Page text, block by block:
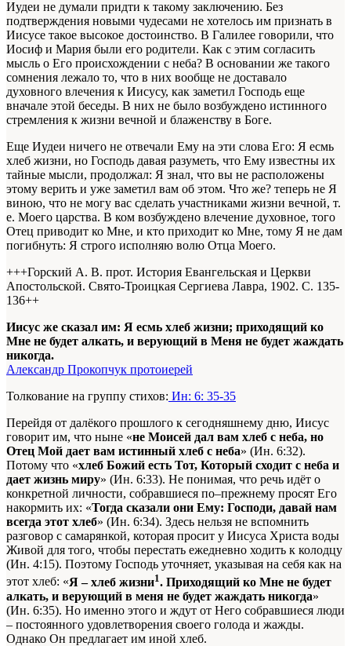
Иудеи не думали придти к такому заключению. Без
подтверждения новыми чудесами не хотелось им признать в
Иисусе такое высокое достоинство. В Галилее говорили, что
Иосиф и Мария были его родители. Как с этим согласить
мысль о Его происхождении с неба? В основании же такого
сомнения лежало то, что в них вообще не доставало
духовного влечения к Иисусу, как заметил Господь еще
вначале этой беседы. В них не было возбуждено истинного
стремления к жизни вечной и блаженству в Боге.
Еще Иудеи ничего не отвечали Ему на эти слова Его: Я есмь
хлеб жизни, но Господь давая разуметь, что Ему известны их
тайные мысли, продолжал: Я знал, что вы не расположены
этому верить и уже заметил вам об этом. Что же? теперь не Я
виною, что не могу вас сделать участниками жизни вечной, т.
е. Моего царства. В ком возбуждено влечение духовное, того
Отец приводит ко Мне, и кто приходит ко Мне, тому Я не дам
погибнуть: Я строго исполняю волю Отца Моего.
+++Горский А. В. прот. История Евангельская и Церкви
Апостольской. Свято-Троицкая Сергиева Лавра, 1902. С. 135-
136++
Иисус же сказал им: Я есмь хлеб жизни; приходящий ко
Мне не будет алкать, и верующий в Меня не будет жаждать
никогда.
Александр Прокопчук протоиерей
Толкование на группу стихов: Ин: 6: 35-35
Перейдя от далёкого прошлого к сегодняшнему дню, Иисус
говорит им, что ныне «не Моисей дал вам хлеб с неба, но
Отец Мой дает вам истинный хлеб с неба» (Ин. 6:32).
Потому что «хлеб Божий есть Тот, Который сходит с неба и
дает жизнь миру» (Ин. 6:33). Не понимая, что речь идёт о
конкретной личности, собравшиеся по–прежнему просят Его
накормить их: «Тогда сказали они Ему: Господи, давай нам
всегда этот хлеб» (Ин. 6:34). Здесь нельзя не вспомнить
разговор с самарянкой, которая просит у Иисуса Христа воды
Живой для того, чтобы перестать ежедневно ходить к колодцу
(Ин. 4:15). Поэтому Господь уточняет, указывая на себя как на
этот хлеб: «Я – хлеб жизни1. Приходящий ко Мне не будет
алкать, и верующий в меня не будет жаждать никогда»
(Ин. 6:35). Но именно этого и ждут от Него собравшиеся люди
– постоянного удовлетворения своего голода и жажды.
Однако Он предлагает им иной хлеб.